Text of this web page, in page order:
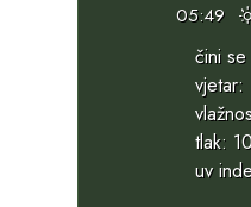
05:49
čini
vjetar:
tlak:
uv